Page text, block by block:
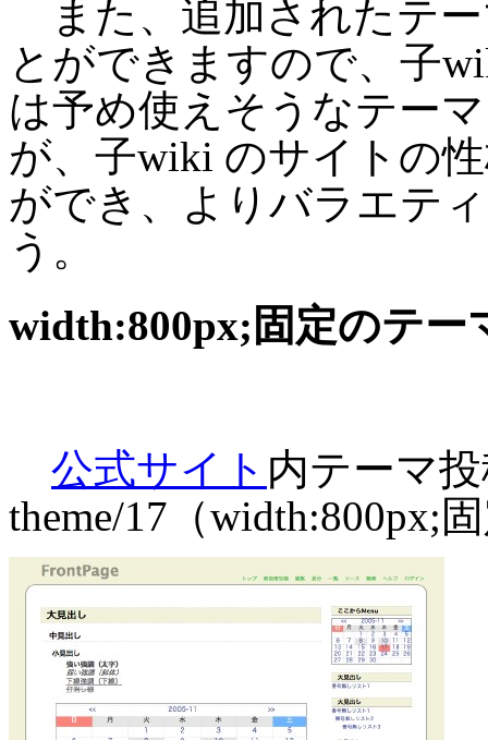
また、追加されたテー
とができますので、子
は予め使えそうなテー
が、子wiki のサイトの
ができ、よりバラエテ
う。
width:800px;固定のテー
公式サイト 内テーマ
theme/17（width:800px;